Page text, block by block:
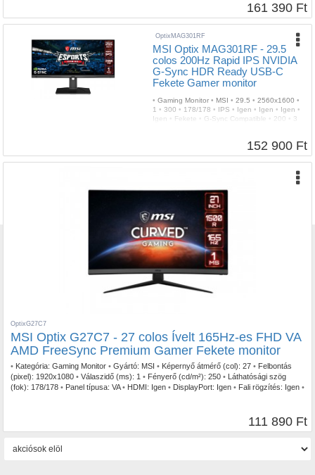
161 390 Ft
OptixMAG301RF
MSI Optix MAG301RF - 29.5
colos 200Hz Rapid IPS NVIDIA
G-Sync HDR Ready USB-C
Fekete Gamer monitor
• Gaming Monitor • MSI • 29.5 • 2560x1600 •
1 • 300 • 178/178 • IPS • Igen • Igen • Igen •
Igen
Fekete G-Sync Compatible 200
3
152 900 Ft
OptixG27C7
MSI Optix G27C7 - 27 colos Ívelt 165Hz-es FHD VA
AMD FreeSync Premium Gamer Fekete monitor
• Kategória: Gaming Monitor • Gyártó: MSI • Képernyő átmérő (col): 27 • Felbontás
(pixel): 1920x1080 • Válaszidő (ms): 1 • Fényerő (cd/m²): 250 • Láthatósági szög
(fok): 178/178 • Panel típusa: VA • HDMI: Igen • DisplayPort: Igen • Fali rögzítés: Igen •
111 890 Ft